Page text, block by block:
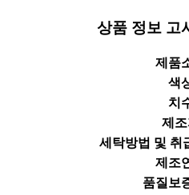
상품 정보 고
제품
색
치
제
세탁방법 및 취
제조
품질보